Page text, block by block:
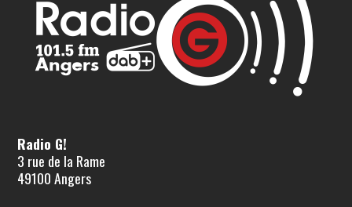
Radio G!
3 rue de la Rame
49100 Angers